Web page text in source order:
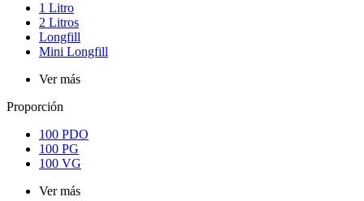
1 Litro
2 Litros
Longfill
Mini Longfill
Ver más
Proporción
100 PDO
100 PG
100 VG
Ver más